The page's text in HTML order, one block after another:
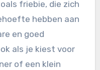
friebie, die zich
hebben aan
en goed
als je kiest voor
of een klein